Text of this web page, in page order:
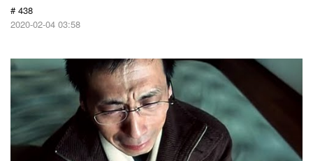
# 438
2020-02-04 03:58